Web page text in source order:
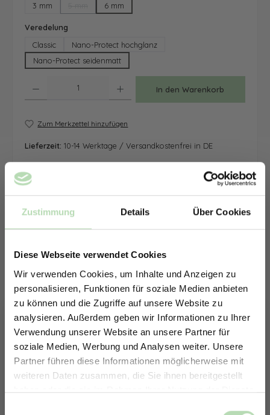
Zustimmung Details Über Cookies
Diese Webseite verwendet Cookies
Wir verwenden Cookies, um Inhalte und Anzeigen zu
personalisieren, Funktionen für soziale Medien anbieten
zu können und die Zugriffe auf unsere Website zu
analysieren. Außerdem geben wir Informationen zu Ihrer
Verwendung unserer Website an unsere Partner für
soziale Medien, Werbung und Analysen weiter. Unsere
Partner führen diese Informationen möglicherweise mit
weiteren Daten zusammen, die Sie ihnen bereitgestellt
haben oder die sie im Rahmen Ihrer Nutzung der Dienste
3 mm
(Diese Option ist zurzeit nicht verfügbar.)
6 mm
Veredelung
Classic
Nano-Protect hochglanz
Nano-Protect seidenmatt
In den Warenkorb
Zum Merkzettel hinzufügen
Lieferzeit: 10-14 Werktage / Versandkostenfrei in DE
ERHALTE 5% RABATT AUF
DEINE RÜCKWÄNDE